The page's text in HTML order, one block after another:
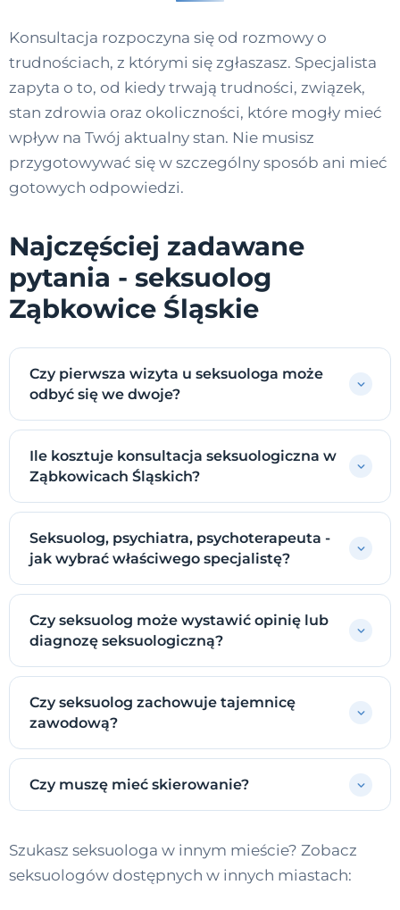
Konsultacja rozpoczyna się od rozmowy o
trudnościach, z którymi się zgłaszasz. Specjalista
zapyta o to, od kiedy trwają trudności, związek,
stan zdrowia oraz okoliczności, które mogły mieć
wpływ na Twój aktualny stan. Nie musisz
przygotowywać się w szczególny sposób ani mieć
gotowych odpowiedzi.
Najczęściej zadawane
pytania - seksuolog
Ząbkowice Śląskie
Czy pierwsza wizyta u seksuologa może
odbyć się we dwoje?
Ile kosztuje konsultacja seksuologiczna w
Ząbkowicach Śląskich?
Seksuolog, psychiatra, psychoterapeuta -
jak wybrać właściwego specjalistę?
Czy seksuolog może wystawić opinię lub
diagnozę seksuologiczną?
Czy seksuolog zachowuje tajemnicę
zawodową?
Czy muszę mieć skierowanie?
Szukasz seksuologa w innym mieście? Zobacz
seksuologów dostępnych w innych miastach: